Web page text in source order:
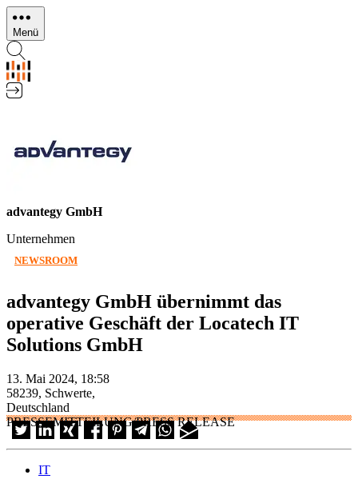
Direkt
zum
Inhalt
Menü
advantegy GmbH
Unternehmen
NEWSROOM
advantegy GmbH übernimmt das
operative Geschäft der Locatech IT
Solutions GmbH
13. Mai 2024, 18:58
58239, Schwerte,
Deutschland
PRESSEMITTEILUNG/PRESS RELEASE
IT